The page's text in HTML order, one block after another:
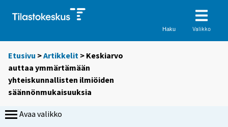
Haku Valikko
Etusivu >Artikkelit > Keskiarvo
auttaa ymmärtämään
yhteiskunnallisten ilmiöiden
säännönmukaisuuksia
Avaa valikko